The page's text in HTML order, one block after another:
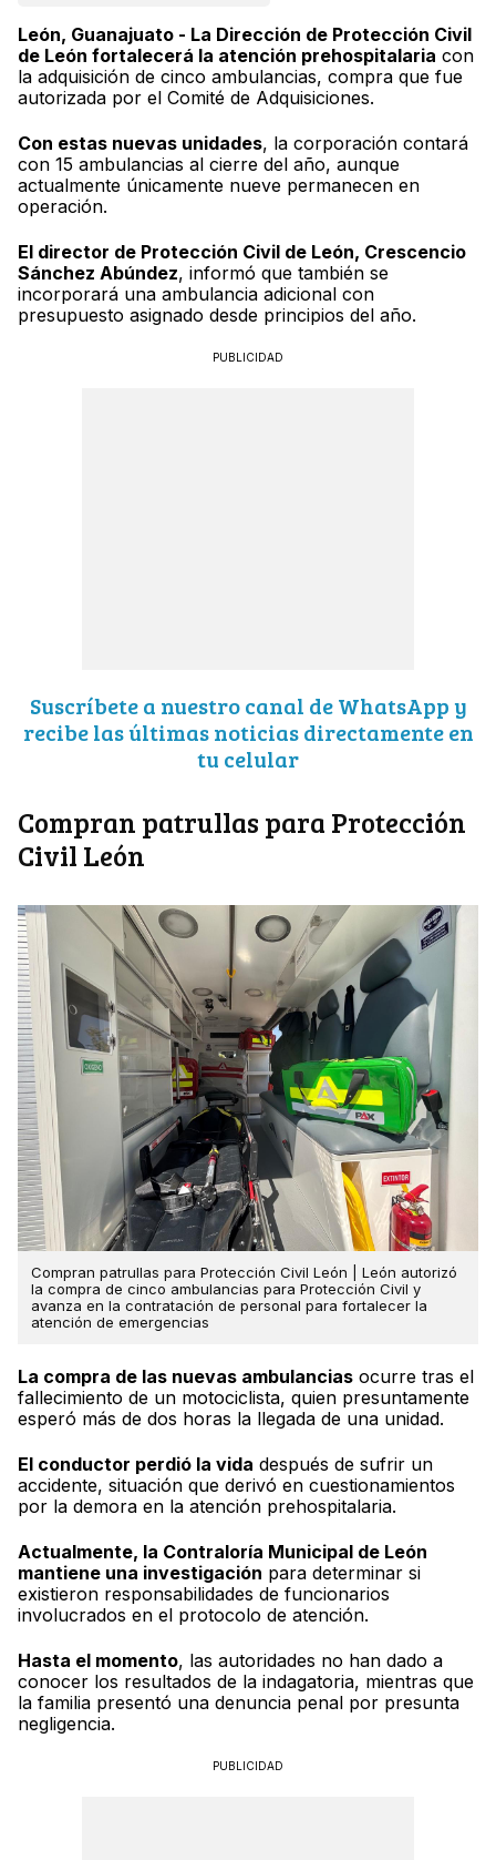
León, Guanajuato - La Dirección de Protección Civil
de León fortalecerá la atención prehospitalaria con
la adquisición de cinco ambulancias, compra que fue
autorizada por el Comité de Adquisiciones.
Con estas nuevas unidades, la corporación contará
con 15 ambulancias al cierre del año, aunque
actualmente únicamente nueve permanecen en
operación.
El director de Protección Civil de León, Crescencio
Sánchez Abúndez, informó que también se
incorporará una ambulancia adicional con
presupuesto asignado desde principios del año.
PUBLICIDAD
Suscríbete a nuestro canal de WhatsApp y
recibe las últimas noticias directamente en
tu celular
Compran patrullas para Protección
Civil León
Compran patrullas para Protección Civil León | León autorizó
la compra de cinco ambulancias para Protección Civil y
avanza en la contratación de personal para fortalecer la
atención de emergencias
La compra de las nuevas ambulancias ocurre tras el
fallecimiento de un motociclista, quien presuntamente
esperó más de dos horas la llegada de una unidad.
El conductor perdió la vida después de sufrir un
accidente, situación que derivó en cuestionamientos
por la demora en la atención prehospitalaria.
Actualmente, la Contraloría Municipal de León
mantiene una investigación para determinar si
existieron responsabilidades de funcionarios
involucrados en el protocolo de atención.
Hasta el momento, las autoridades no han dado a
conocer los resultados de la indagatoria, mientras que
la familia presentó una denuncia penal por presunta
negligencia.
PUBLICIDAD